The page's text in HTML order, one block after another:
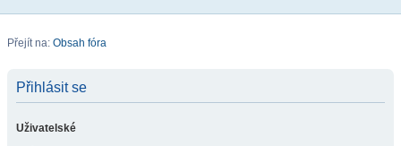
Přejít na: Obsah fóra
Přihlásit se
Uživatelské